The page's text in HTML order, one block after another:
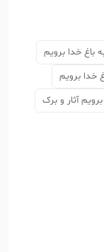
باغ خدا برویم
خدا برویم
آثار و برک